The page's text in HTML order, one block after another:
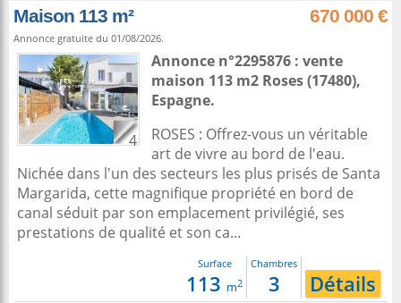
Maison 113 m² 670 000 €
Annonce gratuite du 01/08/2026.
4
Annonce n°2295876 : vente
maison 113 m2 Roses(17480),
Espagne.
ROSES : Offrez-vous un véritable
art de vivre au bord de l'eau.
Nichée dans l'un des secteurs les plus prisés de Santa
Margarida, cette magnifique propriété en bord de
canal séduit par son emplacement privilégié, ses
prestations de qualité et son ca...
Surface
113 m2
Chambres
3 Détails